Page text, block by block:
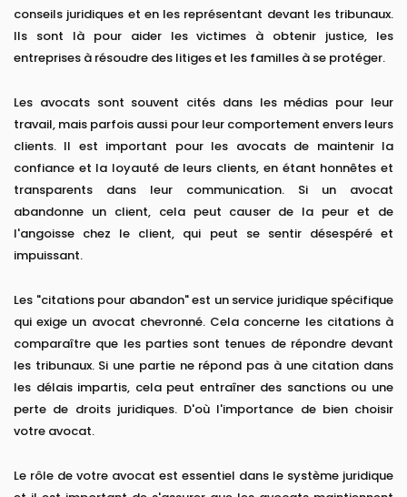
conseils juridiques et en les représentant devant les tribunaux.
Ils sont là pour aider les victimes à obtenir justice, les
entreprises à résoudre des litiges et les familles à se protéger.
Les avocats sont souvent cités dans les médias pour leur
travail, mais parfois aussi pour leur comportement envers leurs
clients. Il est important pour les avocats de maintenir la
confiance et la loyauté de leurs clients, en étant honnêtes et
transparents dans leur communication. Si un avocat
abandonne un client, cela peut causer de la peur et de
l'angoisse chez le client, qui peut se sentir désespéré et
impuissant.
Les "citations pour abandon" est un service juridique spécifique
qui exige un avocat chevronné. Cela concerne les citations à
comparaître que les parties sont tenues de répondre devant
les tribunaux. Si une partie ne répond pas à une citation dans
les délais impartis, cela peut entraîner des sanctions ou une
perte de droits juridiques. D'où l'importance de bien choisir
votre avocat.
Le rôle de votre avocat est essentiel dans le système juridique